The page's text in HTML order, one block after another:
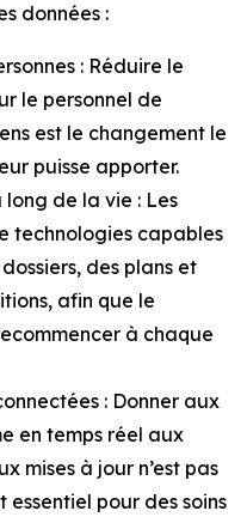
données :
: Réduire le
le personnel de
est le changement le
puisse apporter.
long de la vie : Les
technologies capables
des plans et
afin que le
à chaque
: Donner aux
en temps réel aux
mises à jour n’est pas
essentiel pour des soins